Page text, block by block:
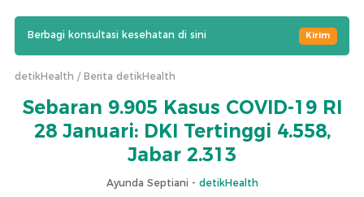
Berbagi konsultasi kesehatan di sini Kirim
detikHealth Berita detikHealth
Sebaran 9.905 Kasus COVID-19 RI
28 Januari: DKI Tertinggi 4.558,
Jabar 2.313
Ayunda Septiani - detikHealth